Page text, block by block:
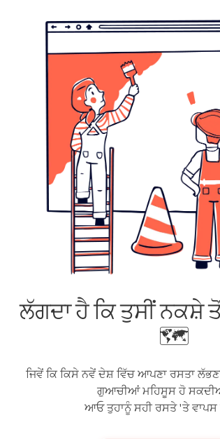
ਲੱਗਦਾ ਹੈ ਕਿ ਤੁਸੀਂ ਨਕਸ਼ੇ
🗺️
ਜਿਵੇਂ ਕਿ ਕਿਸੇ ਨਵੇਂ ਦੇਸ਼ ਵਿੱਚ ਆਪਣਾ ਰਸਤਾ
ਗੁਆਚੀਆਂ ਮਹਿਸੂਸ ਹੋ
ਆਓ ਤੁਹਾਨੂੰ ਸਹੀ ਰਸਤੇ 'ਤੇ